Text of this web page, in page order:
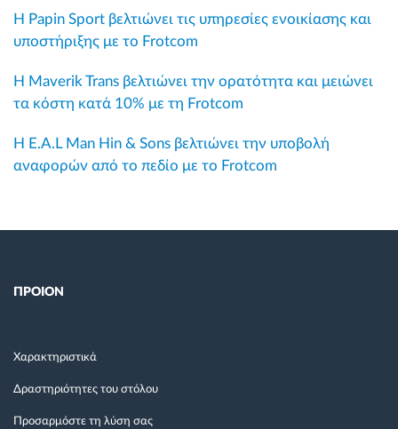
Η Papin Sport βελτιώνει τις υπηρεσίες ενοικίασης και
υποστήριξης με το Frotcom
Η Maverik Trans βελτιώνει την ορατότητα και μειώνει
τα κόστη κατά 10% με τη Frotcom
Η E.A.L Man Hin & Sons βελτιώνει την υποβολή
αναφορών από το πεδίο με το Frotcom
ΠΡΟΙΟΝ
Χαρακτηριστικά
Δραστηριότητες του στόλου
Προσαρμόστε τη λύση σας